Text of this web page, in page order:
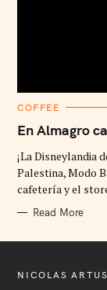
C
T
E
O
R
I
E
COFFEE
En Almagro
¡La Disneylandia
Palestina, Modo
cafetería y el
Read More
NICOLAS